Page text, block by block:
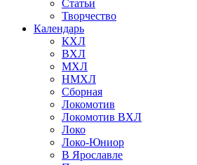
Статьи
Творчество
Календарь
КХЛ
ВХЛ
МХЛ
НМХЛ
Сборная
Локомотив
Локомотив ВХЛ
Локо
Локо-Юниор
В Ярославле